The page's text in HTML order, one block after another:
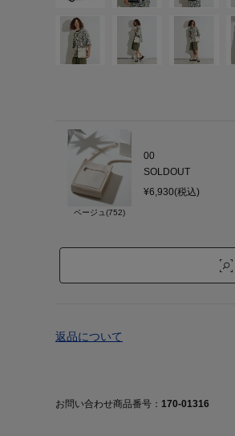
ベージュ(752)
00
SOLDOUT
¥6,930(税込)
返品について
お問い合わせ商品番号： 170-01316